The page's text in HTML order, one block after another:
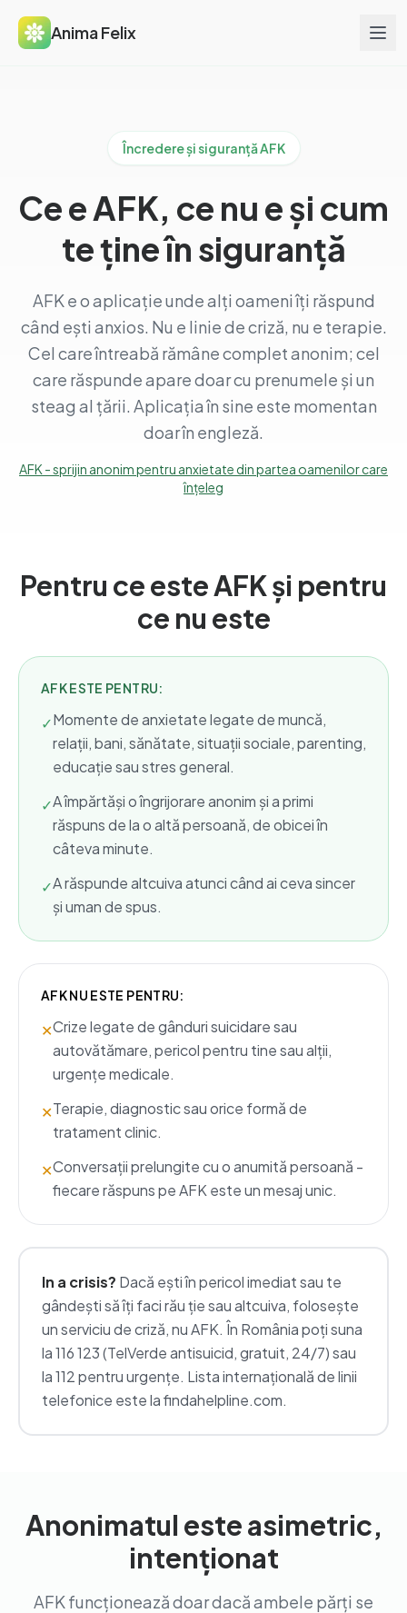
Anima Felix
Încredere și siguranță AFK
Ce e AFK, ce nu e și cum
te ține în siguranță
AFK e o aplicație unde alți oameni îți răspund
când ești anxios. Nu e linie de criză, nu e terapie.
Cel care întreabă rămâne complet anonim; cel
care răspunde apare doar cu prenumele și un
steag al țării. Aplicația în sine este momentan
doar în engleză.
AFK - sprijin anonim pentru anxietate din partea oamenilor care
înțeleg
Pentru ce este AFK și pentru
ce nu este
AFK ESTE PENTRU:
✓Momente de anxietate legate de muncă,
relații, bani, sănătate, situații sociale, parenting,
educație sau stres general.
✓A împărtăși o îngrijorare anonim și a primi
răspuns de la o altă persoană, de obicei în
câteva minute.
✓A răspunde altcuiva atunci când ai ceva sincer
și uman de spus.
AFK NU ESTE PENTRU:
✕Crize legate de gânduri suicidare sau
autovătămare, pericol pentru tine sau alții,
urgențe medicale.
✕Terapie, diagnostic sau orice formă de
tratament clinic.
✕Conversații prelungite cu o anumită persoană -
fiecare răspuns pe AFK este un mesaj unic.
In a crisis? Dacă ești în pericol imediat sau te
gândești să îți faci rău ție sau altcuiva, folosește
un serviciu de criză, nu AFK. În România poți suna
la 116 123 (TelVerde antisuicid, gratuit, 24/7) sau
la 112 pentru urgențe. Lista internațională de linii
telefonice este la findahelpline.com.
Anonimatul este asimetric,
intenționat
AFK funcționează doar dacă ambele părți se